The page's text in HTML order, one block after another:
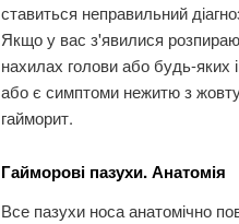
ставиться неправильний
Якщо у вас з'явилися
нахилах голови або будь-яких
або є симптоми нежитю з
гайморит.
Гайморові пазухи. Анатомія
Все пазухи носа анатомічно